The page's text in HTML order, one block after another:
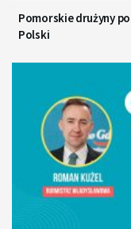
Pomorskie drużyny
Polski